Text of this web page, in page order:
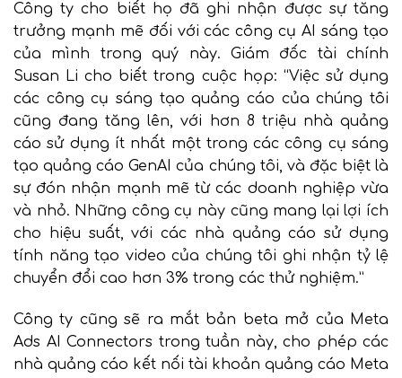
Công ty cho biết họ đã ghi nhận được sự tăng
trưởng mạnh mẽ đối với các công cụ AI sáng tạo
của mình trong quý này. Giám đốc tài chính
Susan Li cho biết trong cuộc họp: “Việc sử dụng
các công cụ sáng tạo quảng cáo của chúng tôi
cũng đang tăng lên, với hơn 8 triệu nhà quảng
cáo sử dụng ít nhất một trong các công cụ sáng
tạo quảng cáo GenAI của chúng tôi, và đặc biệt là
sự đón nhận mạnh mẽ từ các doanh nghiệp vừa
và nhỏ. Những công cụ này cũng mang lại lợi ích
cho hiệu suất, với các nhà quảng cáo sử dụng
tính năng tạo video của chúng tôi ghi nhận tỷ lệ
chuyển đổi cao hơn 3% trong các thử nghiệm.”
Công ty cũng sẽ ra mắt bản beta mở của Meta
Ads AI Connectors trong tuần này, cho phép các
nhà quảng cáo kết nối tài khoản quảng cáo Meta